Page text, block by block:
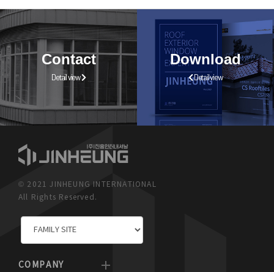
Contact
Detail view
Download
Detail view
© 2021 JINHEUNG INTERNATIONAL
All Rights Reserved.
COMPANY